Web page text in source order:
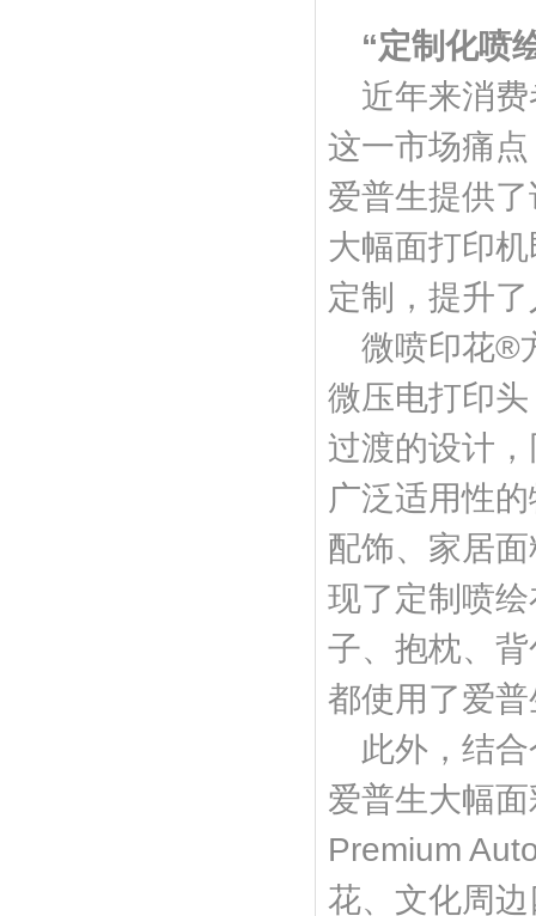
“定制化喷
近年来消
这一市场痛
爱普生提供
大幅面打印
定制，提升
微喷印花®
微压电打印
过渡的设计
广泛适用性
配饰、家居
现了定制喷
子、抱枕、
都使用了爱
此外，结
爱普生大幅
Premium
花、文化周